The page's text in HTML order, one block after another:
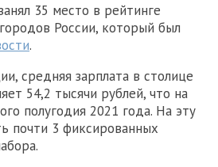
35 место в рейтинге
России, который был
.
средняя зарплата в столице
54,2 тысячи рублей, что на
полугодия 2021 года. На эту
почти 3 фиксированных